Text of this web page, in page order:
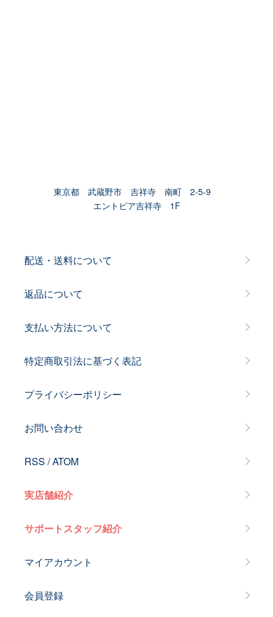
東京都 武蔵野市 吉祥寺 南町 2-5-9
エントピア吉祥寺 1F
配送・送料について
返品について
支払い方法について
特定商取引法に基づく表記
プライバシーポリシー
お問い合わせ
RSS /ATOM
実店舗紹介
サポートスタッフ紹介
マイアカウント
会員登録